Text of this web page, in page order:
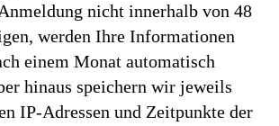
nicht innerhalb von 48
werden Ihre Informationen
einem Monat automatisch
hinaus speichern wir jeweils
IP-Adressen und Zeitpunkte der